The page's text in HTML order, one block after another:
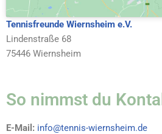
Tennisfreunde Wiernsheim e.V.
Lindenstraße 68
75446 Wiernsheim
So nimmst du
E-Mail: info@tennis-wiernsheim.de